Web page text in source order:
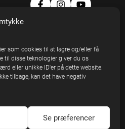
som cookies til at lagre og/eller få
til disse teknologier giver du os
eller unikke ID'er på dette website.
tilbage, kan det have negativ
Se præferencer